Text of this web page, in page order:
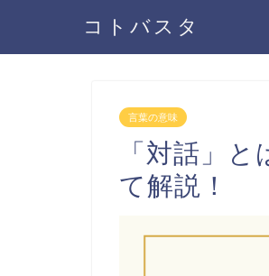
コトバスタ
言葉の意味
「対話」
て解説！